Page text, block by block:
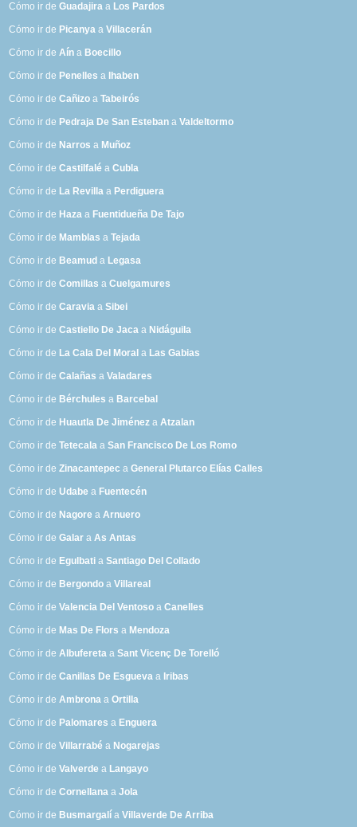
Cómo ir deGuadajira a Los Pardos
Cómo ir de Picanya aVillacerán
Cómo ir deAín a Boecillo
Cómo ir de Penelles a Ihaben
Cómo ir deCañizo aTabeirós
Cómo ir de Pedraja De San Esteban aValdeltormo
Cómo ir de Narros a Muñoz
Cómo ir deCastilfalé aCubla
Cómo ir de La Revilla a Perdiguera
Cómo ir de Haza a Fuentidueña De Tajo
Cómo ir de Mamblas aTejada
Cómo ir de Beamud a Legasa
Cómo ir deComillas aCuelgamures
Cómo ir deCaravia aSibei
Cómo ir deCastiello De Jaca a Nidáguila
Cómo ir de La Cala Del Moral a Las Gabias
Cómo ir deCalañas aValadares
Cómo ir de Bérchules a Barcebal
Cómo ir de Huautla De Jiménez aAtzalan
Cómo ir deTetecala aSan Francisco De Los Romo
Cómo ir deZinacantepec aGeneral Plutarco Elías Calles
Cómo ir deUdabe a Fuentecén
Cómo ir de Nagore aArnuero
Cómo ir deGalar aAs Antas
Cómo ir de Egulbati aSantiago Del Collado
Cómo ir de Bergondo aVillareal
Cómo ir deValencia Del Ventoso aCanelles
Cómo ir de Mas De Flors a Mendoza
Cómo ir deAlbufereta aSant Vicenç De Torelló
Cómo ir deCanillas De Esgueva a Iribas
Cómo ir deAmbrona aOrtilla
Cómo ir de Palomares a Enguera
Cómo ir deVillarrabé a Nogarejas
Cómo ir deValverde a Langayo
Cómo ir deCornellana aJola
Cómo ir de Busmargalí aVillaverde De Arriba